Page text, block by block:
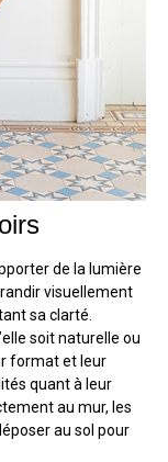
de la lumière
visuellement
sa clarté.
soit naturelle ou
format et leur
quant à leur
au mur, les
au sol pour